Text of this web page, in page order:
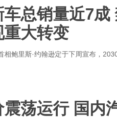
总销量近7成
大转变
相鲍里斯·约翰逊定于下周宣布，
震荡运行 国内